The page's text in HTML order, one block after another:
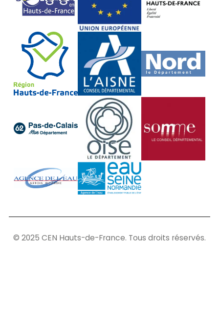
© 2025 CEN Hauts-de-France. Tous droits réservés.